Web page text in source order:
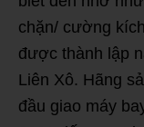
chặn/ cường
được thành lập
Liên Xô. Hãng
đầu giao máy